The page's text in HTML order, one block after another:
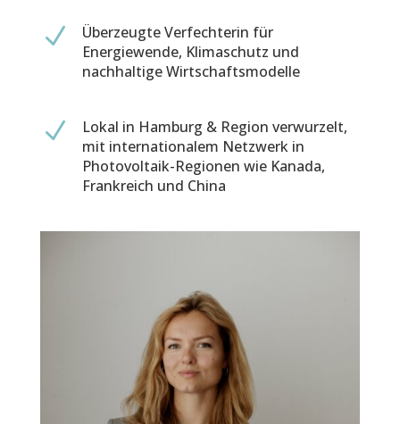
N
Überzeugte Verfechterin für
Energiewende, Klimaschutz und
nachhaltige Wirtschaftsmodelle
N
Lokal in Hamburg & Region verwurzelt,
mit internationalem Netzwerk in
Photovoltaik-Regionen wie Kanada,
Frankreich und China